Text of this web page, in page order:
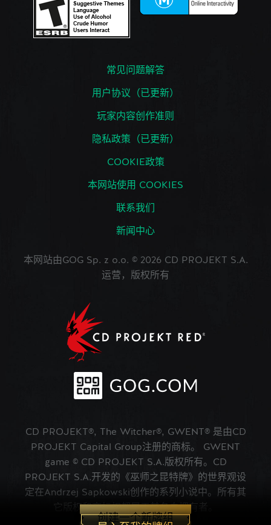
创建一个新牌组
常见问题解答
用户协议（已更新）
玩家内容创作准则
隐私政策（已更新）
COOKIE政策
本网站使用 COOKIES
联系我们
新闻中心
本网站由GOG Sp. z o.o. © 2026 CD PROJEKT S.A.
运营，版权所有
CD PROJEKT®, The Witcher®, GWENT® 是由CD
PROJEKT Capital Group注册的商标。 GWENT
game © CD PROJEKT S.A.版权所有。CD
PROJEKT S.A.开发的《巫师之昆特牌》的世界观设
定在Andrzej Sapkowski创作的系列小说中。所有其
它版权和商标权都属于其各自拥有者。